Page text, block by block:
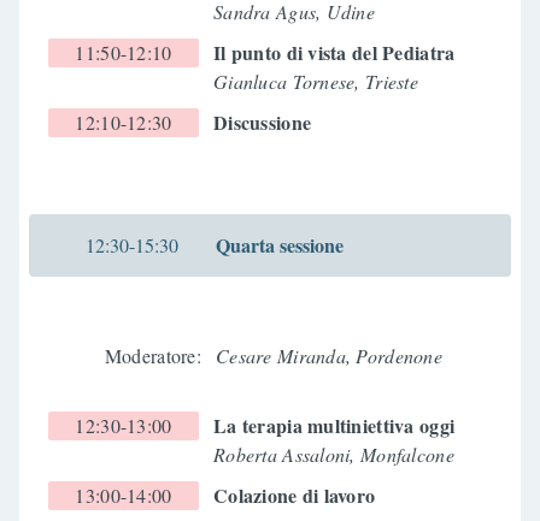
Sandra Agus, Udine
11:50-12:10
Il punto di vista del Pediatra
Gianluca Tornese, Trieste
12:10-12:30
Discussione
12:30-15:30 Quarta sessione
Moderatore: Cesare Miranda, Pordenone
12:30-13:00 La terapia multiniettiva oggi
Roberta Assaloni, Monfalcone
13:00-14:00
Colazione di lavoro